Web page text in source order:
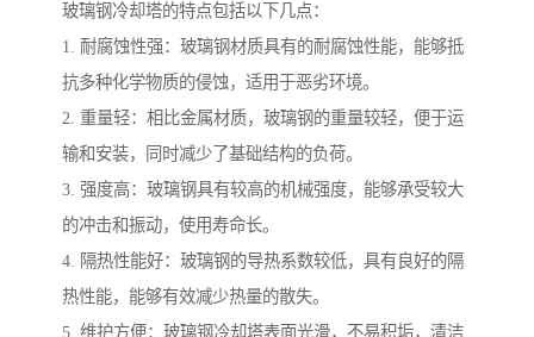
玻璃钢冷却塔的特点包括以下几点：
1. 耐腐蚀性强：玻璃钢材质具有的耐腐蚀性能，能够抵
抗多种化学物质的侵蚀，适用于恶劣环境。
2. 重量轻：相比金属材质，玻璃钢的重量较轻，便于运
输和安装，同时减少了基础结构的负荷。
3. 强度高：玻璃钢具有较高的机械强度，能够承受较大
的冲击和振动，使用寿命长。
4. 隔热性能好：玻璃钢的导热系数较低，具有良好的隔
热性能，能够有效减少热量的散失。
5. 维护方便：玻璃钢冷却塔表面光滑，不易积垢，清洁